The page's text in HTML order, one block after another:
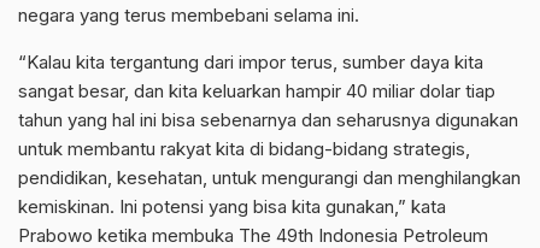
negara yang terus membebani selama ini.
“Kalau kita tergantung dari impor terus, sumber daya kita
sangat besar, dan kita keluarkan hampir 40 miliar dolar tiap
tahun yang hal ini bisa sebenarnya dan seharusnya digunakan
untuk membantu rakyat kita di bidang-bidang strategis,
pendidikan, kesehatan, untuk mengurangi dan menghilangkan
kemiskinan. Ini potensi yang bisa kita gunakan,” kata
Prabowo ketika membuka The 49th Indonesia Petroleum